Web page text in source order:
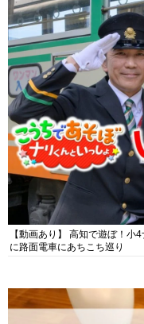
【動画あり】 高知で遊ぼ！
に路面電車にあちこち巡り